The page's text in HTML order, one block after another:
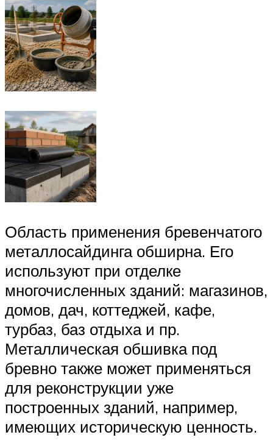
Область применения бревенчатого
металлосайдинга обширна. Его
используют при отделке
многочисленных зданий: магазинов,
домов, дач, коттеджей, кафе,
турбаз, баз отдыха и пр.
Металлическая обшивка под
бревно также может применяться
для реконструкции уже
построенных зданий, например,
имеющих историческую ценность.